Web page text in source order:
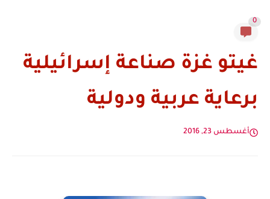
0
غيتو غزة صناعة إسرائيلية
برعاية عربية ودولية
أغسطس 23, 2016